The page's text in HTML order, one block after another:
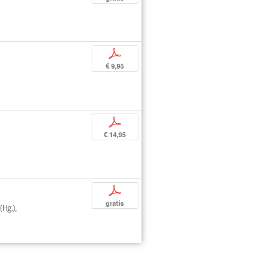
p
€ 9,95
p
€ 14,95
p
gratis